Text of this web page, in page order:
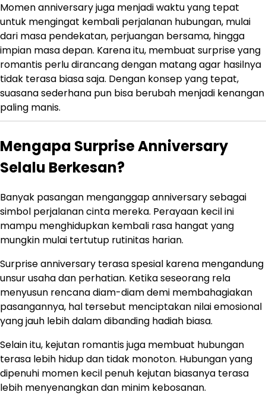
Momen anniversary juga menjadi waktu yang tepat
untuk mengingat kembali perjalanan hubungan, mulai
dari masa pendekatan, perjuangan bersama, hingga
impian masa depan. Karena itu, membuat surprise yang
romantis perlu dirancang dengan matang agar hasilnya
tidak terasa biasa saja. Dengan konsep yang tepat,
suasana sederhana pun bisa berubah menjadi kenangan
paling manis.
Mengapa Surprise Anniversary
Selalu Berkesan?
Banyak pasangan menganggap anniversary sebagai
simbol perjalanan cinta mereka. Perayaan kecil ini
mampu menghidupkan kembali rasa hangat yang
mungkin mulai tertutup rutinitas harian.
Surprise anniversary terasa spesial karena mengandung
unsur usaha dan perhatian. Ketika seseorang rela
menyusun rencana diam-diam demi membahagiakan
pasangannya, hal tersebut menciptakan nilai emosional
yang jauh lebih dalam dibanding hadiah biasa.
Selain itu, kejutan romantis juga membuat hubungan
terasa lebih hidup dan tidak monoton. Hubungan yang
dipenuhi momen kecil penuh kejutan biasanya terasa
lebih menyenangkan dan minim kebosanan.